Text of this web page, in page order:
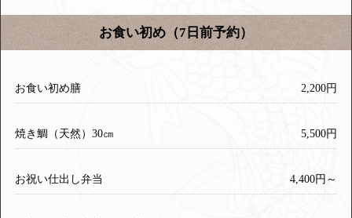
お食い初め（7日前予約）
お食い初め膳 2,200円
焼き鯛（天然）30㎝ 5,500円
お祝い仕出し弁当 4,400円～